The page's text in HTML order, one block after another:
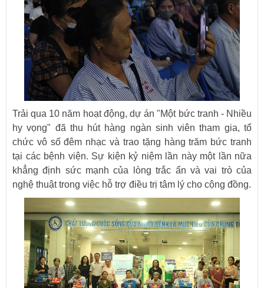
Trải qua 10 năm hoạt động, dự án "Một bức tranh - Nhiều
hy vọng" đã thu hút hàng ngàn sinh viên tham gia, tổ
chức vô số đêm nhạc và trao tặng hàng trăm bức tranh
tại các bệnh viện. Sự kiện kỷ niệm lần này một lần nữa
khẳng định sức mạnh của lòng trắc ẩn và vai trò của
nghệ thuật trong việc hỗ trợ điều trị tâm lý cho cộng đồng.